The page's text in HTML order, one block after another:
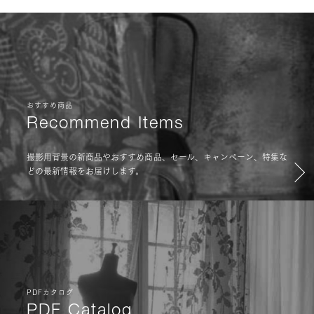
おすすめ商品
Recommend Items
撮影用背景の新商品やおすすめ商品、セール、キャンペーン、特集な
どの最新情報をお届けします。
PDFカタログ